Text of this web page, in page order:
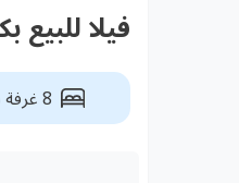
فيلا للبيع
8 غرفة نوم